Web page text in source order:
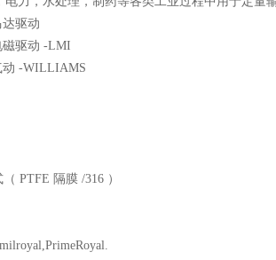
驱动
驱动 -LMI
-WILLIAMS
PTFE 隔膜 /316 ）